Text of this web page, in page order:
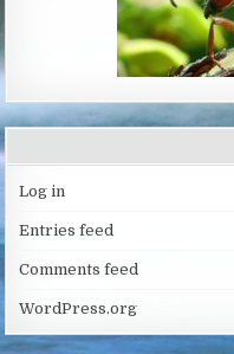
Log in
Entries feed
Comments feed
WordPress.org